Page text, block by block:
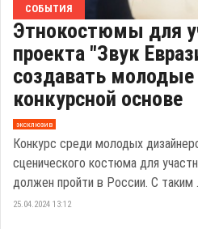
СОБЫТИЯ
Этнокостюмы для
проекта "Звук
создавать
конкурсной основе
эксклюзив
Конкурс среди молодых
сценического костюма для
должен пройти в России. С таким
25.04.2024 13:12